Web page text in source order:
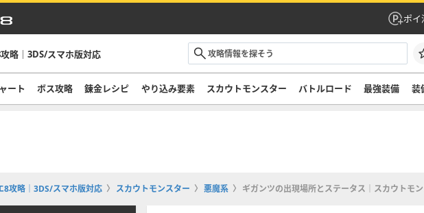
ポイ
略｜3DS/スマホ版対応
ート ボス攻略 錬金レシピ やり込み要素 スカウトモンスター バトルロード 最強装備 装
8攻略｜3DS/スマホ版対応 スカウトモンスター 悪魔系 ギガンツの出現場所とステータス｜スカウトモン